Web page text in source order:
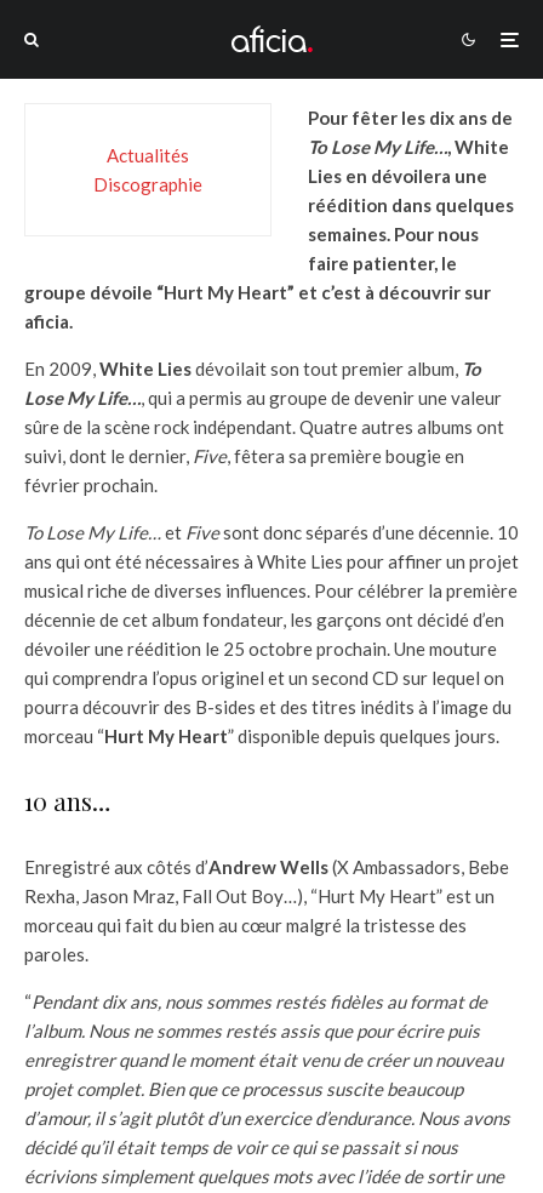
Actualités
Discographie
Pour fêter les dix ans de
To Lose My Life…, White
Lies en dévoilera une
réédition dans quelques
semaines. Pour nous
faire patienter, le
groupe dévoile “Hurt My Heart” et c’est à découvrir sur
aficia.
En 2009,White Liesdévoilait son tout premier album, To
Lose My Life…, qui a permis au groupe de devenir une valeur
sûre de la scène rock indépendant. Quatre autres albums ont
suivi, dont le dernier, Five, fêtera sa première bougie en
février prochain.
To Lose My Life…et Fivesont donc séparés d’une décennie. 10
ans qui ont été nécessaires à White Lies pour affiner un projet
musical riche de diverses influences. Pour célébrer la première
décennie de cet album fondateur, les garçons ont décidé d’en
dévoiler une réédition le 25 octobre prochain. Une mouture
qui comprendra l’opus originel et un second CD sur lequel on
pourra découvrir des B-sides et des titres inédits à l’image du
morceau “Hurt My Heart” disponible depuis quelques jours.
10 ans…
Enregistré aux côtés d’Andrew Wells(X Ambassadors, Bebe
Rexha, Jason Mraz, Fall Out Boy…), “Hurt My Heart” est un
morceau qui fait du bien au cœur malgré la tristesse des
paroles.
“Pendant dix ans, nous sommes restés fidèles au format de
l’album. Nous ne sommes restés assis que pour écrire puis
enregistrer quand le moment était venu de créer un nouveau
projet complet. Bien que ce processus suscite beaucoup
d’amour, il s’agit plutôt d’un exercice d’endurance. Nous avons
décidé qu’il était temps de voir ce qui se passait si nous
écrivions simplement quelques mots avec l’idée de sortir une